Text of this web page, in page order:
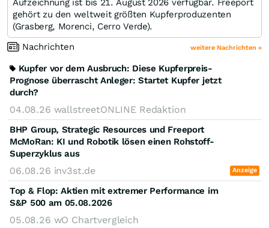
Aufzeichnung ist bis 21. August 2026 verfügbar. Freeport
gehört zu den weltweit größten Kupferproduzenten
(Grasberg, Morenci, Cerro Verde).
Nachrichten
weitere Nachrichten »
Kupfer vor dem Ausbruch: Diese Kupferpreis-
Prognose überrascht Anleger: Startet Kupfer jetzt
durch?
04.08.26 wallstreetONLINE Redaktion
BHP Group, Strategic Resources und Freeport
McMoRan: KI und Robotik lösen einen Rohstoff-
Superzyklus aus
06.08.26 inv3st.de Anzeige
Top & Flop: Aktien mit extremer Performance im
S&P 500 am 05.08.2026
05.08.26 wO Chartvergleich